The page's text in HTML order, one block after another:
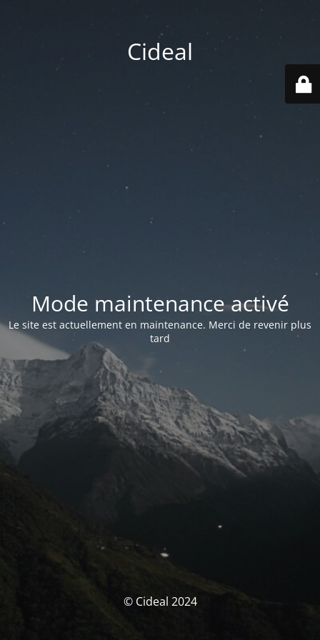
Cideal
Mode maintenance activé
Le site est actuellement en maintenance. Merci de revenir plus
tard
© Cideal 2024